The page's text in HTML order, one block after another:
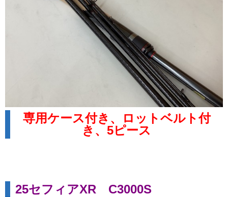
専用ケース付き、ロットベルト付
き、5ピース
25セフィアXR C3000S